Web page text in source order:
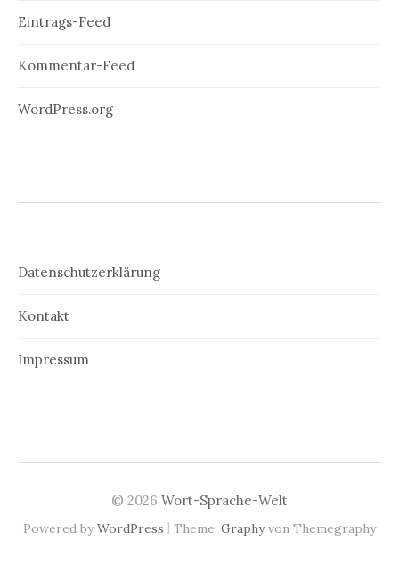
Eintrags-Feed
Kommentar-Feed
WordPress.org
Datenschutzerklärung
Kontakt
Impressum
© 2026 Wort-Sprache-Welt
Powered byWordPress | Theme: Graphyvon Themegraphy